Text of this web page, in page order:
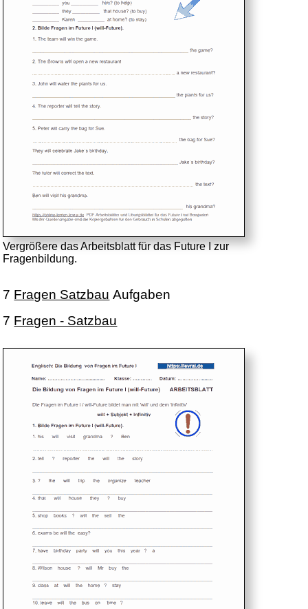
Vergrößere das Arbeitsblatt für das Future I zur
Fragenbildung.
7 Fragen Satzbau Aufgaben
7 Fragen - Satzbau